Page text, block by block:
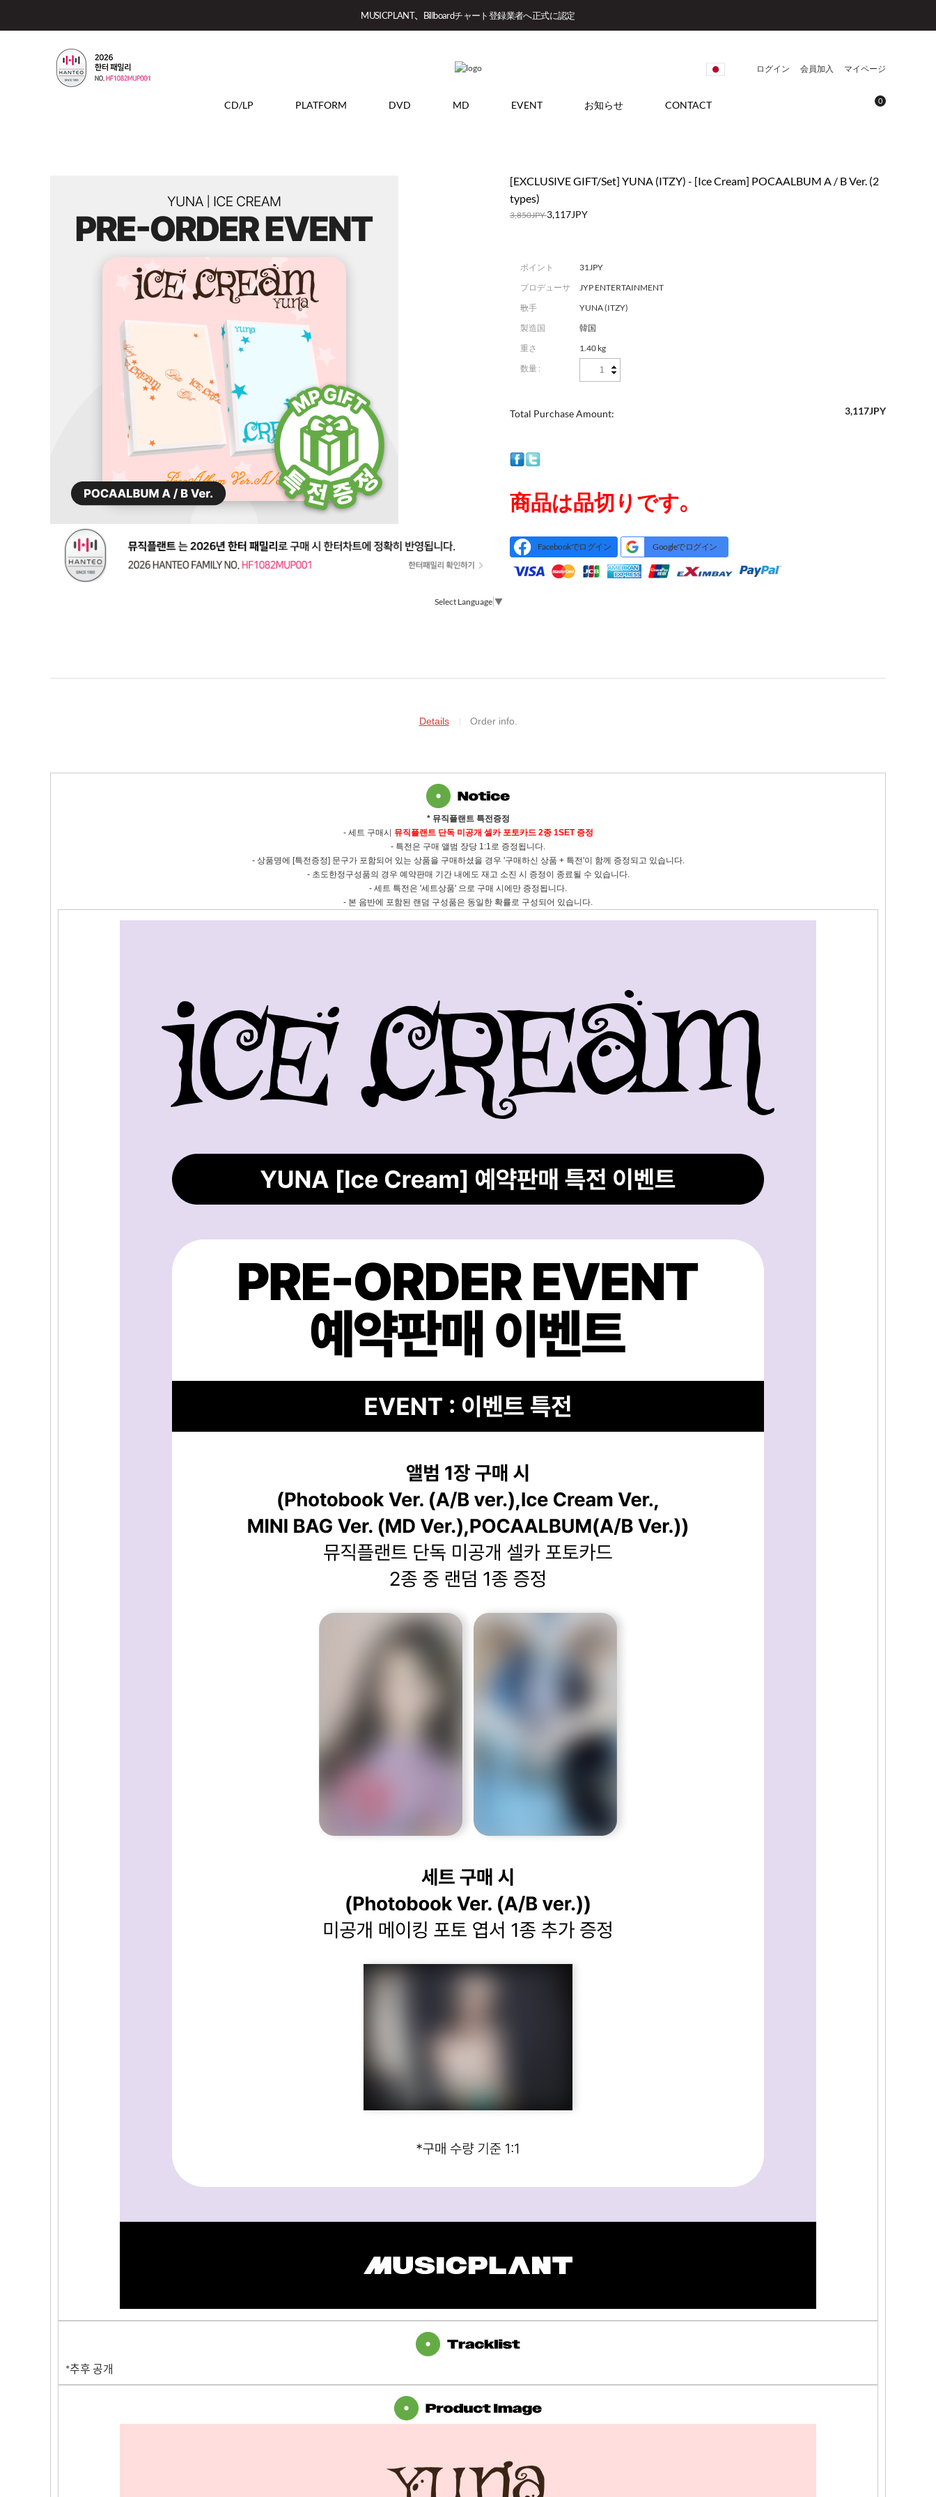
MUSICPLANT、Billboardチャート登録業者へ正式に認定
ログイン 会員加入 マイページ
CD/LP PLATFORM DVD MD EVENT お知らせ CONTACT 0
[EXCLUSIVE GIFT/Set] YUNA (ITZY) - [Ice Cream] POCAALBUM A / B Ver. (2
types)
3,850JPY3,117JPY
ポイント
31JPY
プロデューサ
ー
JYP ENTERTAINMENT
歌手
YUNA (ITZY)
製造国
韓国
重さ
1.40 kg
数量 :
Total Purchase Amount: 3,117JPY
商品は品切りです。
Facebookでログイン Googleでログイン
Select Language ▼
Details Order info.
* 뮤직플랜트 특전증정
- 세트 구매시 뮤직플랜트 단독 미공개 셀카 포토카드 2종 1SET 증정
- 특전은 구매 앨범 장당 1:1로 증정됩니다.
- 상품명에 [특전증정] 문구가 포함되어 있는 상품을 구매하셨을 경우 '구매하신 상품 + 특전'이 함께 증정되고 있습니다.
- 초도한정구성품의 경우 예약판매 기간 내에도 재고 소진 시 증정이 종료될 수 있습니다.
- 세트 특전은 '세트상품' 으로 구매 시에만 증정됩니다.
- 본 음반에 포함된 랜덤 구성품은 동일한 확률로 구성되어 있습니다
*추후 공개